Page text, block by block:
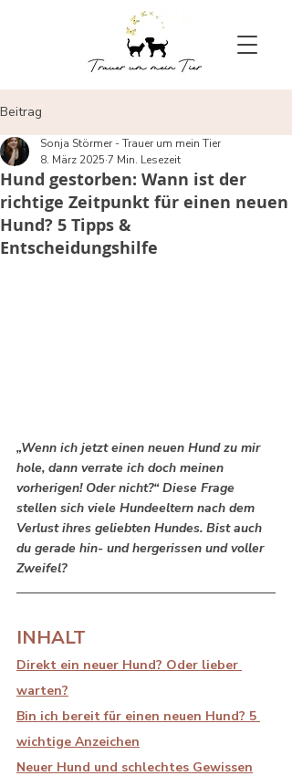
Beitrag
Hund gestorben: Wann ist der
richtige Zeitpunkt für einen neuen
Hund? 5 Tipps &
Entscheidungshilfe
Sonja Störmer - Trauer um mein Tier
8. März 2025 7 Min. Lesezeit
„Wenn ich jetzt einen neuen Hund zu mir
hole, dann verrate ich doch meinen
vorherigen! Oder nicht?“ Diese Frage
stellen sich viele Hundeeltern nach dem
Verlust ihres geliebten Hundes. Bist auch
du gerade hin- und hergerissen und voller
Zweifel?
INHALT
Direkt ein neuer Hund? Oder lieber
warten?
Bin ich bereit für einen neuen Hund? 5
wichtige Anzeichen
Neuer Hund und schlechtes Gewissen